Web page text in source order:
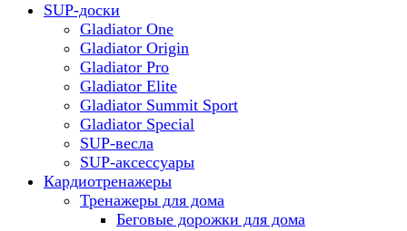
SUP-доски
Gladiator One
Gladiator Origin
Gladiator Pro
Gladiator Elite
Gladiator Summit Sport
Gladiator Special
SUP-весла
SUP-аксессуары
Кардиотренажеры
Тренажеры для дома
Беговые дорожки для дома